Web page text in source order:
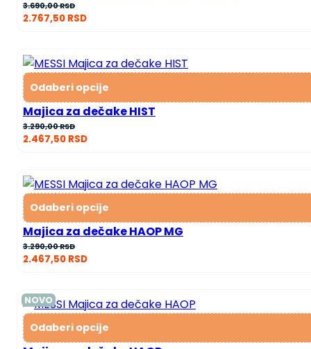
3.690,00RSD
2.767,50 RSD
Odaberi opcije
Majica za dečake HIST
3.290,00RSD
2.467,50 RSD
Odaberi opcije
Majica za dečake HAOP MG
3.290,00RSD
2.467,50 RSD
NOVO
Odaberi opcije